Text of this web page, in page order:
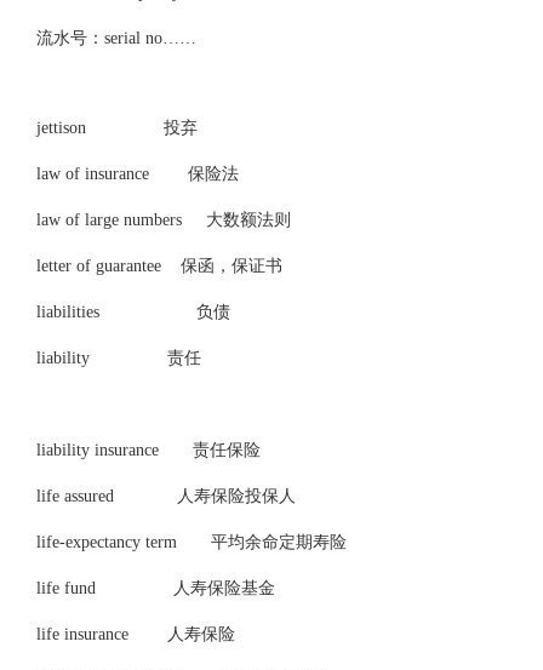
流水号：serial no……
jettison 投弃
law of insurance 保险法
law of large numbers 大数额法则
letter of guarantee 保函，保证书
liabilities 负债
liability 责任
liability insurance 责任保险
life assured 人寿保险投保人
life-expectancy term 平均余命定期寿险
life fund 人寿保险基金
life insurance 人寿保险